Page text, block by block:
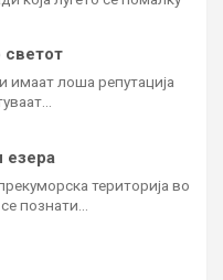
светот
имаат лоша репутација
езера
територија во
познати…